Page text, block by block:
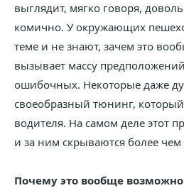
выглядит, мягко говоря,
комично. У окружающих
теме и не знают, зачем это
вызывает массу
ошибочных. Некоторые даже
своеобразный тюнинг,
водителя. На самом деле этот
и за ним скрываются более
Почему это вообще возможно